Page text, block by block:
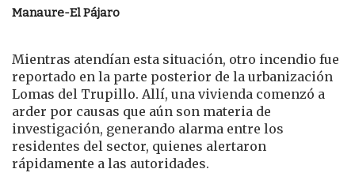
Manaure-El Pájaro
Mientras atendían esta situación, otro incendio fue
reportado en la parte posterior de la urbanización
Lomas del Trupillo. Allí, una vivienda comenzó a
arder por causas que aún son materia de
investigación, generando alarma entre los
residentes del sector, quienes alertaron
rápidamente a las autoridades.